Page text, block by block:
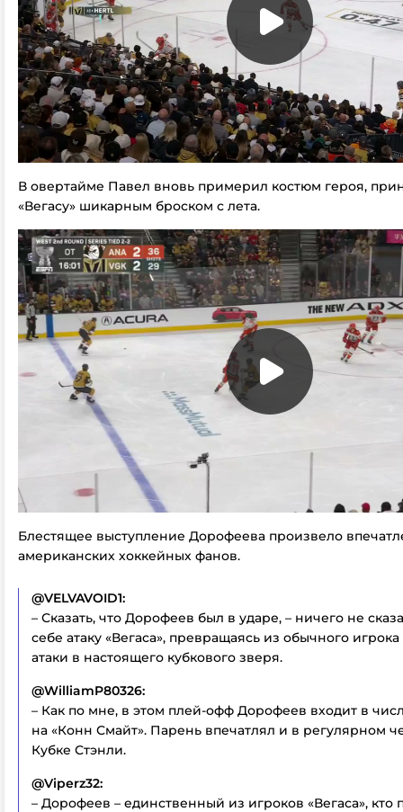
В овертайме Павел вновь примерил костюм героя,
«Вегасу» шикарным броском с лета.
Блестящее выступление Дорофеева произвело
американских хоккейных фанов.
@VELVAVOID1:
– Сказать, что Дорофеев был в ударе, – ничего не
себе атаку «Вегаса», превращаясь из обычного
атаки в настоящего кубкового зверя.
@WilliamP80326:
– Как по мне, в этом плей-офф Дорофеев входит в
на «Конн Смайт». Парень впечатлял и в регулярном
Кубке Стэнли.
@Viperz32:
– Дорофеев – единственный из игроков «Вегаса», кто